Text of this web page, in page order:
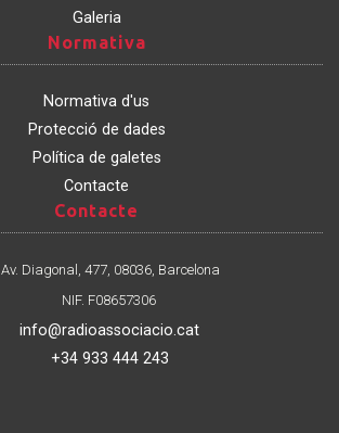
Galeria
Normativa
Normativa d'us
Protecció de dades
Política de galetes
Contacte
Contacte
Av. Diagonal, 477, 08036, Barcelona
NIF. F08657306
info@radioassociacio.cat
+34 933 444 243